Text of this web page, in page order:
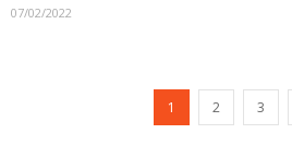
07/02/2022
1 2 3